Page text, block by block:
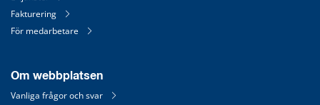
Fakturering
För medarbetare
Om webbplatsen
Vanliga frågor och svar